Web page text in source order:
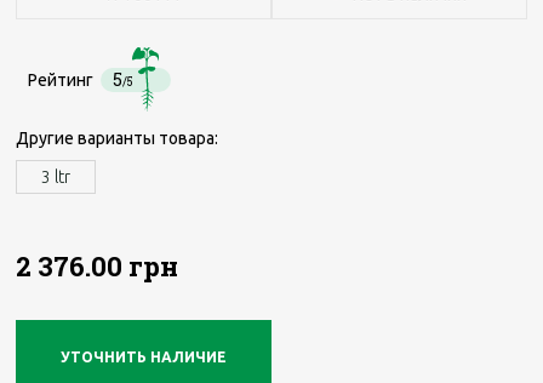
Рейтинг 5/5
Другие варианты товара:
3 ltr
2 376.00 грн
УТОЧНИТЬ НАЛИЧИЕ